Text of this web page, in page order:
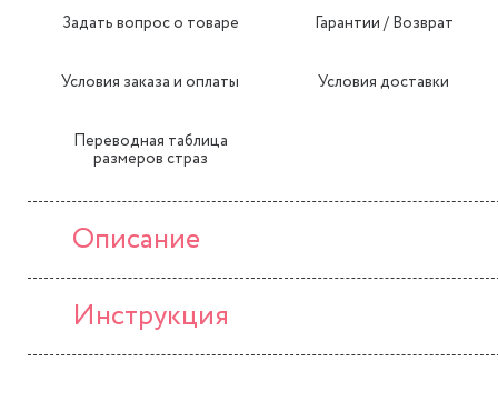
Задать вопрос о товаре Гарантии / Возврат
Условия заказа и оплаты Условия доставки
Переводная таблица
размеров страз
Описание
Инструкция